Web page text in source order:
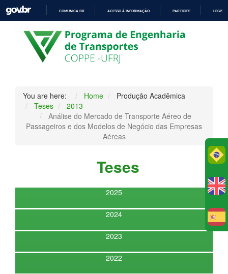
PARA
O
CONTEÚDO
COMUNICA BR ACESSO À INFORMAÇÃO PARTICIPE
You are here: Home
Produção Acadêmica
Teses
2013
Análise do Mercado de Transporte Aéreo de
Passageiros e dos Modelos de Negócio das Empresas
Aéreas
Teses
2025
2024
2023
2022